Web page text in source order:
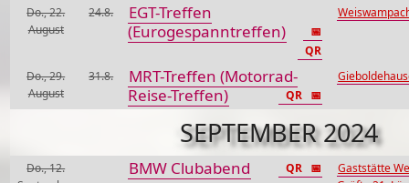
Do., 22.
August
24.8.
EGT-Treffen
(Eurogespanntreffen)
📅
QR
Do., 29.
August
31.8.
MRT-Treffen (Motorrad-
Reise-Treffen)
📅
QR
SEPTEMBER 2024
Do., 12.
BMW Clubabend 📅
QR
Gaststätte